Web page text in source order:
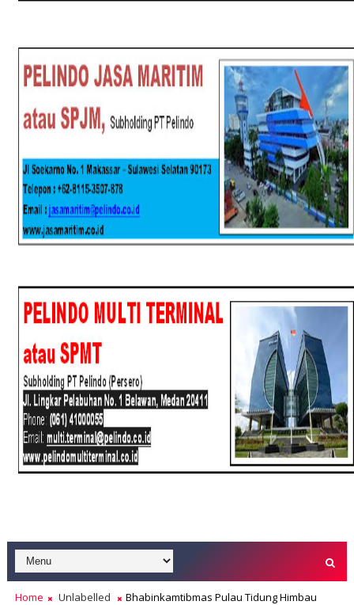
Home Unlabelled
Bhabinkamtibmas Pulau Tidung Himbau